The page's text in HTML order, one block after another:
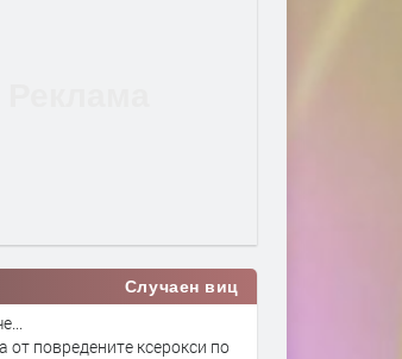
Случаен виц
от повредените ксерокси по